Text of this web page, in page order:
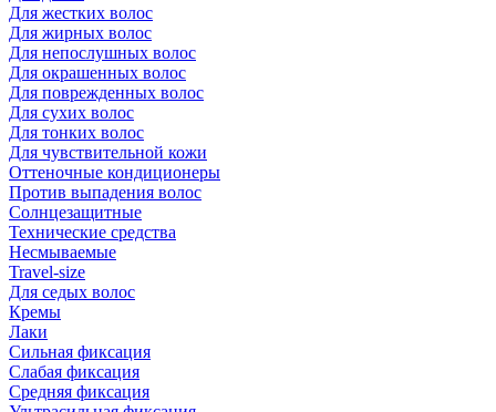
Для жестких волос
Для жирных волос
Для непослушных волос
Для окрашенных волос
Для поврежденных волос
Для сухих волос
Для тонких волос
Для чувствительной кожи
Оттеночные кондиционеры
Против выпадения волос
Солнцезащитные
Технические средства
Несмываемые
Travel-size
Для седых волос
Кремы
Лаки
Сильная фиксация
Слабая фиксация
Средняя фиксация